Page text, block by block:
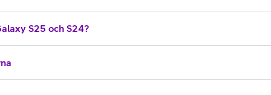
S25 och S24?